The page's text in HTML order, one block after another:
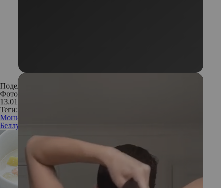
Поделиться:
Фото: Instagram
13.01.2017
Теги:
Моника
Беллуччи